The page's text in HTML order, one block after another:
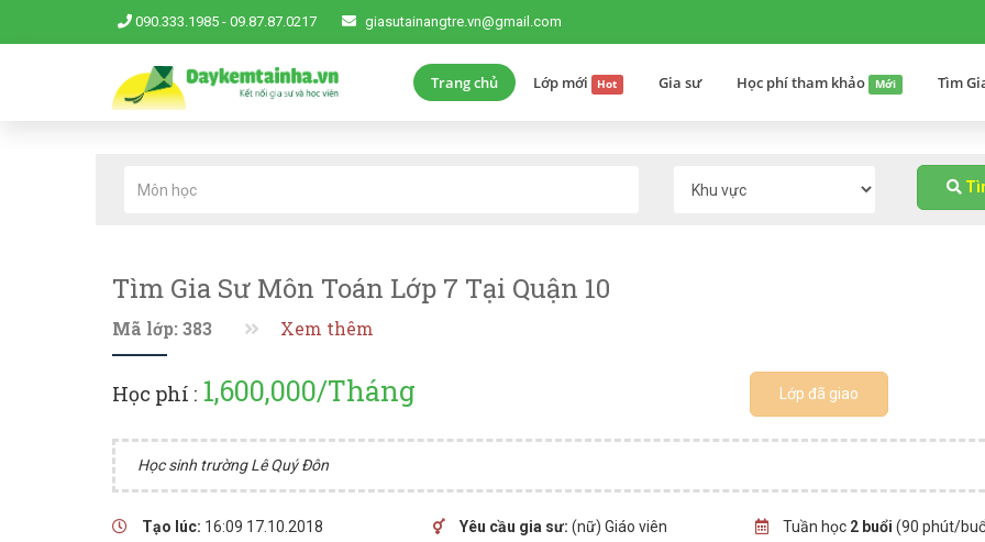
090.333.1985 - 09.87.87.0217 giasutainangtre.vn@gmail.com
Trang chủ Lớp mới Hot Gia sư Học phí tham khảo Mới Tìm
Tìm Gia Sư Môn Toán Lớp 7 Tại Quận 10
Mã lớp: 383 Xem thêm
Học phí : 1,600,000/Tháng Lớp đã giao
Học sinh trường Lê Quý Đôn
Tạo lúc: 16:09 17.10.2018 Yêu cầu gia sư: (nữ) Giáo viên Tuần học 2 buổi (90 phút/